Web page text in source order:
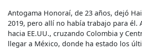
Antogama Honoraí, de 23 años, dejó
2019, pero allí no había trabajo para él.
hacia EE.UU., cruzando Colombia y
llegar a México, donde ha estado los